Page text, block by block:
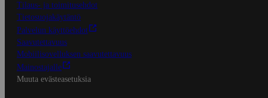
Tilaus- ja toimitusehdot
Tietosuojakäytäntö
Palvelun käyttöehdot
Saavutettavuus
Mobiilisovelluksen saavutettavuus
Mainostajalle
Muuta evästeasetuksia